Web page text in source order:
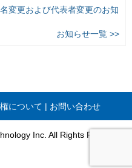
変更および代表者変更のお知
お知らせ一覧 >>
について お問い合わせ
Inc. All Rights Reserved.